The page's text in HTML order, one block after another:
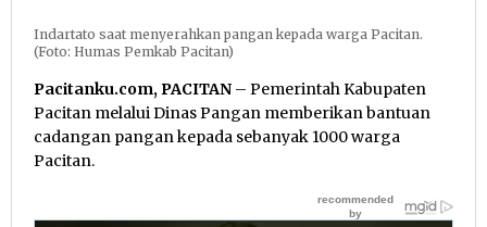
Indartato saat menyerahkan pangan kepada warga Pacitan.
(Foto: Humas Pemkab Pacitan)
Pacitanku.com, PACITAN – Pemerintah Kabupaten
Pacitan melalui Dinas Pangan memberikan bantuan
cadangan pangan kepada sebanyak 1000 warga
Pacitan.